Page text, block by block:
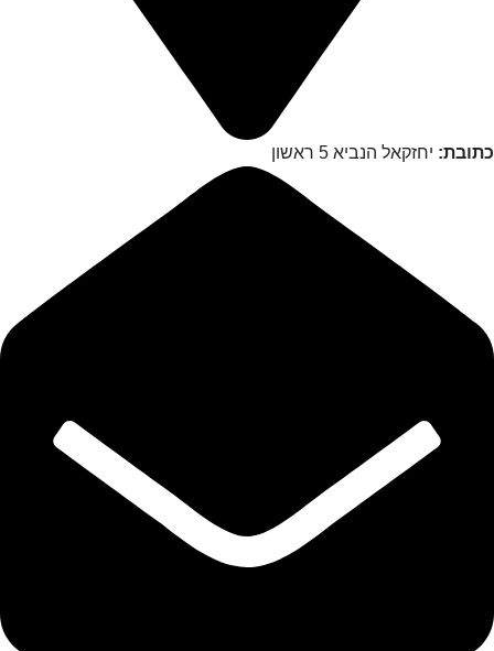
כתובת: יחזקאל הנביא 5 ראשון